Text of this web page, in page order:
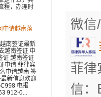
微
菲律
信：
程，办理时
申请越南落
南签证最新
越南签证 中
证 越南签证
申请 菲律宾
申请越南 签
新信息欢迎
电报
912-0...